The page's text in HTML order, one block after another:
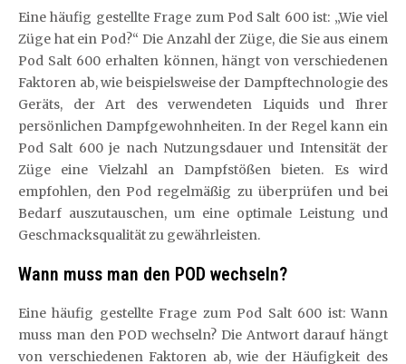
Eine häufig gestellte Frage zum Pod Salt 600 ist: „Wie viel
Züge hat ein Pod?“ Die Anzahl der Züge, die Sie aus einem
Pod Salt 600 erhalten können, hängt von verschiedenen
Faktoren ab, wie beispielsweise der Dampftechnologie des
Geräts, der Art des verwendeten Liquids und Ihrer
persönlichen Dampfgewohnheiten. In der Regel kann ein
Pod Salt 600 je nach Nutzungsdauer und Intensität der
Züge eine Vielzahl an Dampfstößen bieten. Es wird
empfohlen, den Pod regelmäßig zu überprüfen und bei
Bedarf auszutauschen, um eine optimale Leistung und
Geschmacksqualität zu gewährleisten.
Wann muss man den POD wechseln?
Eine häufig gestellte Frage zum Pod Salt 600 ist: Wann
muss man den POD wechseln? Die Antwort darauf hängt
von verschiedenen Faktoren ab, wie der Häufigkeit des